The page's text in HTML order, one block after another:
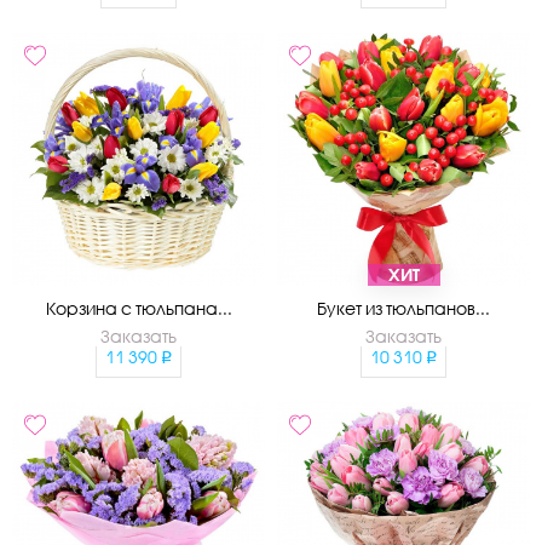
Корзина с тюльпана...
Заказать
11 390
ХИТ
Букет из тюльпанов...
Заказать
10 310